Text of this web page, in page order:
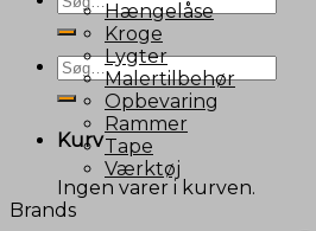
efter:
Søg
efter:
Kurv
Ingen varer i kurven.
Hængelåse
Kroge
Lygter
Malertilbehør
Opbevaring
Rammer
Tape
Værktøj
Brands